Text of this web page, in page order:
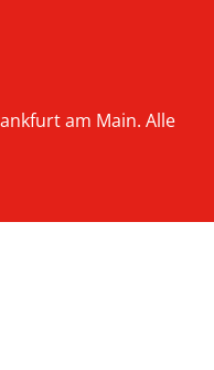
am Main. Alle